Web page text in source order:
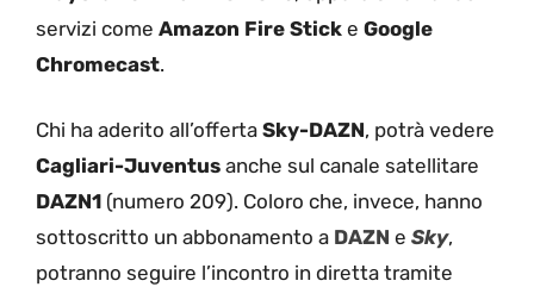
servizi come Amazon Fire Stick e Google
Chromecast.
Chi ha aderito all’offerta Sky-DAZN, potrà vedere
Cagliari-Juventus anche sul canale satellitare
DAZN1 (numero 209). Coloro che, invece, hanno
sottoscritto un abbonamento a DAZN e Sky,
potranno seguire l’incontro in diretta tramite